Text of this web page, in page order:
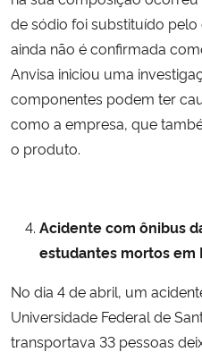
de sódio foi substituído
ainda não é confirmada
Anvisa iniciou uma
componentes podem ter
como a empresa, que
o produto.
Acidente com ônibus
estudantes mortos em
No dia 4 de abril, um
Universidade Federal de
transportava 33 pessoas